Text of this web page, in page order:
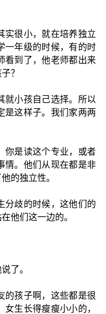
实很小，就在培养独立
一年级的时候，有的时
看到了，他老师都出来
？
就小孩自己选择。所以
是这样子。我们家两两
你是读这个专业，或者
情。他们从现在都是非
的独立性。
分歧的时候，这他们的
他们这一边的。
了。
的孩子啊，这些都是很
生长得瘦瘦小小的，